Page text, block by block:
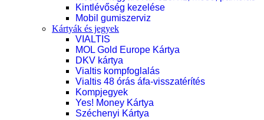
Kintlévőség kezelése
Mobil gumiszerviz
Kártyák és jegyek
VIALTIS
MOL Gold Europe Kártya
DKV kártya
Vialtis kompfoglalás
Vialtis 48 órás áfa-visszatérítés
Kompjegyek
Yes! Money Kártya
Széchenyi Kártya